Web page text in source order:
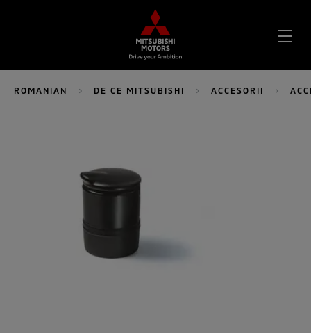
ROMANIAN DE CE MITSUBISHI ACCESORII